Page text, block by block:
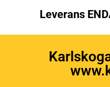
Leverans